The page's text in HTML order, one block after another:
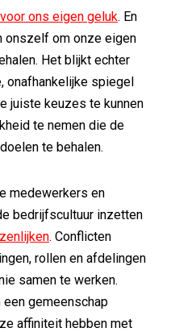
voor ons eigen geluk. En
onszelf om onze eigen
Het blijkt echter
onafhankelijke spiegel
juiste keuzes te kunnen
te nemen die de
te behalen.
medewerkers en
bedrijfscultuur inzetten
. Conflicten
rollen en afdelingen
samen te werken.
gemeenschap
affiniteit hebben met